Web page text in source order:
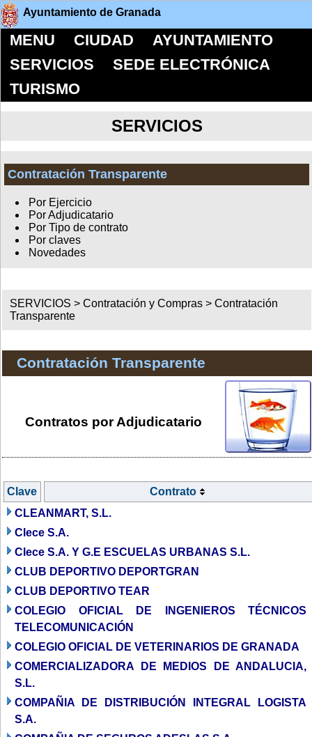
Ayuntamiento de Granada
MENU CIUDAD
AYUNTAMIENTO
SERVICIOS
SEDE ELECTRÓNICA
TURISMO
SERVICIOS
Contratación Transparente
Por Ejercicio
Por Adjudicatario
Por Tipo de contrato
Por claves
Novedades
SERVICIOS >Contratación y Compras >Contratación
Transparente
Contratación Transparente
Contratos por Adjudicatario
Clave
Contrato
CLEANMART, S.L.
Clece S.A.
Clece S.A. Y G.E ESCUELAS URBANAS S.L.
CLUB DEPORTIVO DEPORTGRAN
CLUB DEPORTIVO TEAR
COLEGIO OFICIAL DE INGENIEROS TÉCNICOS
TELECOMUNICACIÓN
COLEGIO OFICIAL DE VETERINARIOS DE GRANADA
COMERCIALIZADORA DE MEDIOS DE ANDALUCIA,
S.L.
COMPAÑIA DE DISTRIBUCIÓN INTEGRAL LOGISTA
S.A.